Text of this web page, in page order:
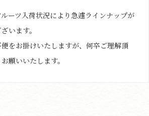
ーツ入荷状況により急遽ラインナップが
います。
をお掛けいたしますが、何卒ご理解頂
願いいたします。